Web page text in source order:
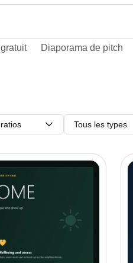
Diaporama de pitch
Tous les types